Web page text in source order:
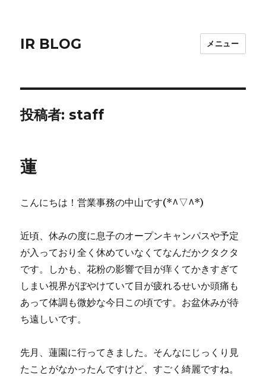
IR BLOG メニュー
投稿者:staff
蓮
こんにちは！営業事務の中山です(*^▽^*)
近頃、休みの度に息子のオープンキャンパスや予定
が入っており全く休めていなくてなんだかクタクタ
です。しかも、花粉の影響で目が痒くてかきすぎて
しまい視界がぼやけていて目が疲れるせいか頭痛も
あって体調も微妙な今日この頃です。お盆休みが待
ち遠しいです。
先月、蓮園に行ってきました。そんなにじっくり見
たことがなかったんですけど、すごく綺麗ですね。